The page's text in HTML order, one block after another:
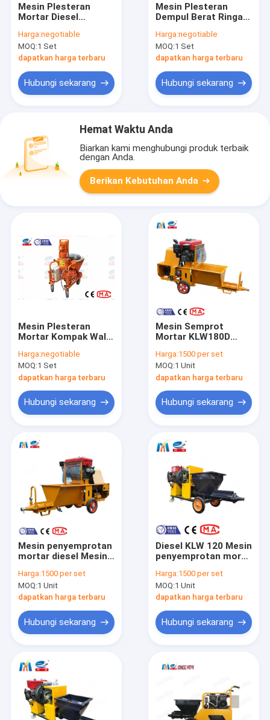
Produk
Tampilan VR
Mesin Plesteran
Mortar Diesel
Penggunaan Di
Langit-Langit Dinding
Interior
Harga:negotiable
MOQ:1 Set
dapatkan harga terbaru
Hubungi sekarang
Mesin Plesteran
Dempul Berat Ringan
Peralatan Plesteran
Konstruksi
Harga:negotiable
MOQ:1 Set
dapatkan harga terbaru
Hubungi sekarang
Hemat Waktu Anda
Biarkan kami menghubungi produk terbaik
dengan Anda.
Berikan Kebutuhan Anda
Mesin Plesteran
Mortar Kompak Wall
Plesteran
Harga:negotiable
MOQ:1 Set
dapatkan harga terbaru
Hubungi sekarang
Mesin Semprot
Mortar KLW180D
Harga:1500 per set
MOQ:1 Unit
dapatkan harga terbaru
Hubungi sekarang
Mesin penyemprotan
mortar diesel Mesin
untuk perusahaan
konstruksi
Harga:1500 per set
MOQ:1 Unit
dapatkan harga terbaru
Hubungi sekarang
Diesel KLW 120 Mesin
penyemprotan mortir
permukaan dinding
stucco untuk
konstruksi
Harga:1500 per set
MOQ:1 Unit
dapatkan harga terbaru
Hubungi sekarang